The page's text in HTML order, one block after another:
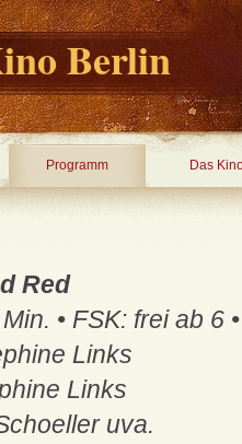
Berlin
Programm Das
Red
• FSK: frei ab 6
Links
Links
uva.